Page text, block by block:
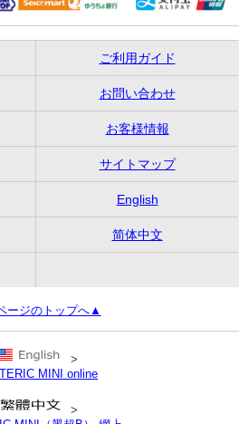
ご利用ガイド
お問い合わせ
お客様情報
サイトマップ
English
简体中文
ージのトップへ▲
>
MINI online
>